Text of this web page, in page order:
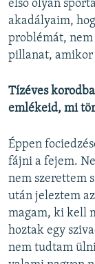
első olyan
akadályaim,
problémát, nem
pillanat, amikor
Tízéves
emlékeid, mi
Éppen
fájni a fejem.
nem szerettem
után jeleztem
magam, ki kell
hoztak egy
nem tudtam